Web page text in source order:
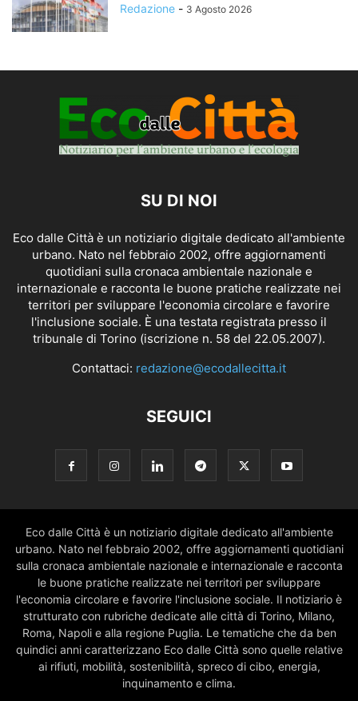
Redazione - 3 Agosto 2026
SU DI NOI
Eco dalle Città è un notiziario digitale dedicato all'ambiente
urbano. Nato nel febbraio 2002, offre aggiornamenti
quotidiani sulla cronaca ambientale nazionale e
internazionale e racconta le buone pratiche realizzate nei
territori per sviluppare l'economia circolare e favorire
l'inclusione sociale. È una testata registrata presso il
tribunale di Torino (iscrizione n. 58 del 22.05.2007).
Contattaci: redazione@ecodallecitta.it
SEGUICI
Eco dalle Città è un notiziario digitale dedicato all'ambiente
urbano. Nato nel febbraio 2002, offre aggiornamenti quotidiani
sulla cronaca ambientale nazionale e internazionale e racconta
le buone pratiche realizzate nei territori per sviluppare
l'economia circolare e favorire l'inclusione sociale. Il notiziario è
strutturato con rubriche dedicate alle città di Torino, Milano,
Roma, Napoli e alla regione Puglia. Le tematiche che da ben
quindici anni caratterizzano Eco dalle Città sono quelle relative
ai rifiuti, mobilità, sostenibilità, spreco di cibo, energia,
inquinamento e clima.